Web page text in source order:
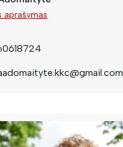
aprašymas